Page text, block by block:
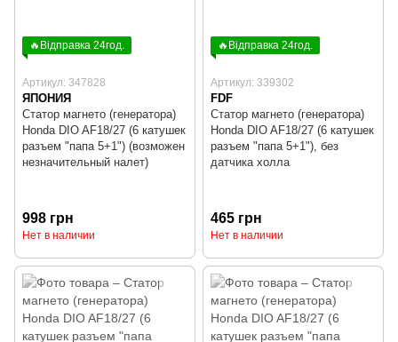
🔥Відправка 24год.
Артикул: 347828
ЯПОНИЯ
Статор магнето (генератора)
Honda DIO AF18/27 (6 катушек
разъем "папа 5+1") (возможен
незначительный налет)
998 грн
Нет в наличии
🔥Відправка 24год.
Артикул: 339302
FDF
Статор магнето (генератора)
Honda DIO AF18/27 (6 катушек
разъем "папа 5+1"), без
датчика холла
465 грн
Нет в наличии